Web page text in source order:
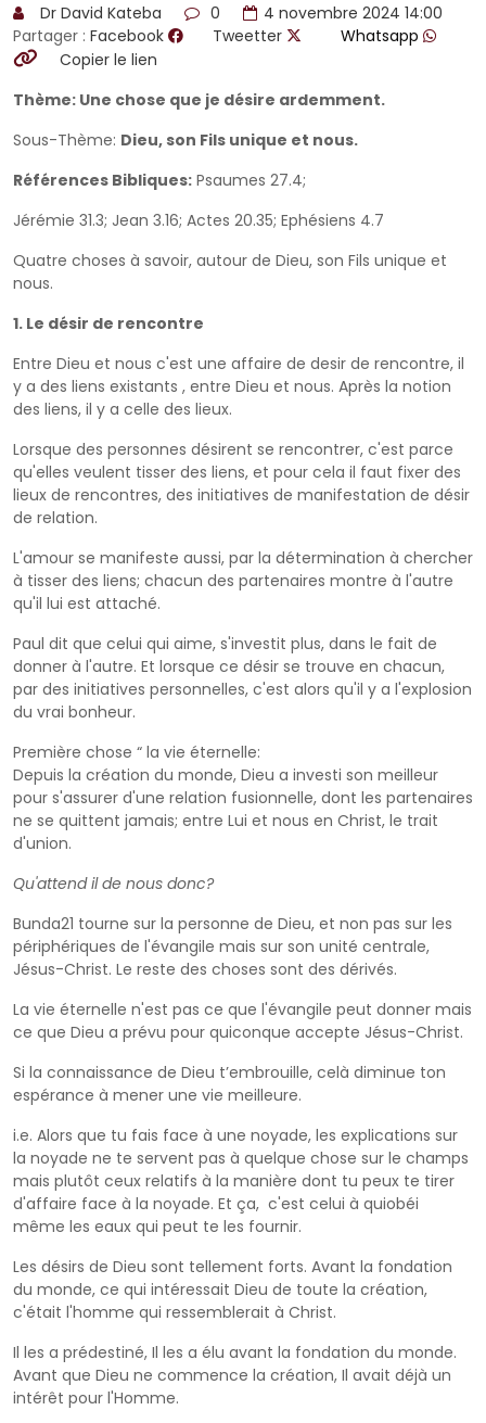
Dr David Kateba 0
4 novembre 2024 14:00
Partager : Facebook Tweetter
Whatsapp
Copier le lien
Thème: Une chose que je désire ardemment.
Sous-Thème: Dieu, son Fils unique et nous.
Références Bibliques: Psaumes 27.4;
Jérémie 31.3; Jean 3.16; Actes 20.35; Ephésiens 4.7
Quatre choses à savoir, autour de Dieu, son Fils unique et
nous.
1. Le désir de rencontre
Entre Dieu et nous c'est une affaire de desir de rencontre, il
y a des liens existants , entre Dieu et nous. Après la notion
des liens, il y a celle des lieux.
Lorsque des personnes désirent se rencontrer, c'est parce
qu'elles veulent tisser des liens, et pour cela il faut fixer des
lieux de rencontres, des initiatives de manifestation de désir
de relation.
L'amour se manifeste aussi, par la détermination à chercher
à tisser des liens; chacun des partenaires montre à l'autre
qu'il lui est attaché.
Paul dit que celui qui aime, s'investit plus, dans le fait de
donner à l'autre. Et lorsque ce désir se trouve en chacun,
par des initiatives personnelles, c'est alors qu'il y a l'explosion
du vrai bonheur.
Première chose “ la vie éternelle:
Depuis la création du monde, Dieu a investi son meilleur
pour s'assurer d'une relation fusionnelle, dont les partenaires
ne se quittent jamais; entre Lui et nous en Christ, le trait
d'union.
Qu'attend il de nous donc?
Bunda21 tourne sur la personne de Dieu, et non pas sur les
périphériques de l'évangile mais sur son unité centrale,
Jésus-Christ. Le reste des choses sont des dérivés.
La vie éternelle n'est pas ce que l'évangile peut donner mais
ce que Dieu a prévu pour quiconque accepte Jésus-Christ.
Si la connaissance de Dieu t’embrouille, celà diminue ton
espérance à mener une vie meilleure.
i.e. Alors que tu fais face à une noyade, les explications sur
la noyade ne te servent pas à quelque chose sur le champs
mais plutôt ceux relatifs à la manière dont tu peux te tirer
d'affaire face à la noyade. Et ça, c'est celui à quiobéi
même les eaux qui peut te les fournir.
Les désirs de Dieu sont tellement forts. Avant la fondation
du monde, ce qui intéressait Dieu de toute la création,
c'était l'homme qui ressemblerait à Christ.
Il les a prédestiné, Il les a élu avant la fondation du monde.
Avant que Dieu ne commence la création, Il avait déjà un
intérêt pour l'Homme.